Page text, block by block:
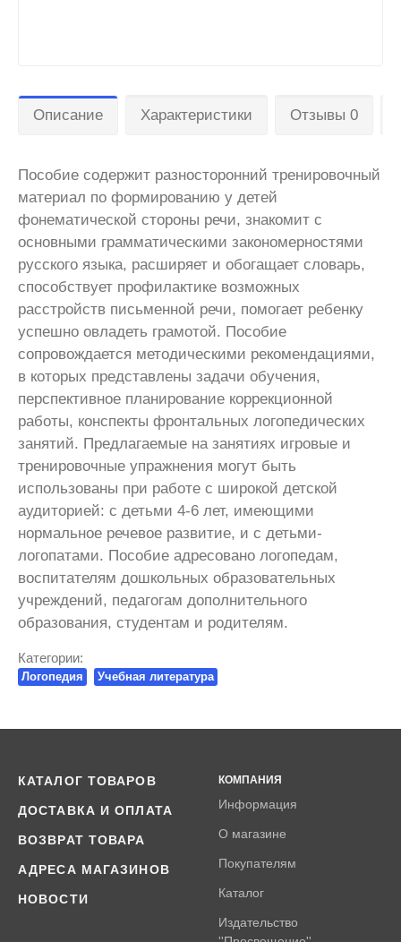
Описание Характеристики Отзывы 0
Пособие содержит разносторонний тренировочный
материал по формированию у детей
фонематической стороны речи, знакомит с
основными грамматическими закономерностями
русского языка, расширяет и обогащает словарь,
способствует профилактике возможных
расстройств письменной речи, помогает ребенку
успешно овладеть грамотой. Пособие
сопровождается методическими рекомендациями,
в которых представлены задачи обучения,
перспективное планирование коррекционной
работы, конспекты фронтальных логопедических
занятий. Предлагаемые на занятиях игровые и
тренировочные упражнения могут быть
использованы при работе с широкой детской
аудиторией: с детьми 4-6 лет, имеющими
нормальное речевое развитие, и с детьми-
логопатами. Пособие адресовано логопедам,
воспитателям дошкольных образовательных
учреждений, педагогам дополнительного
образования, студентам и родителям.
Категории:
Логопедия Учебная литература
КАТАЛОГ ТОВАРОВ
ДОСТАВКА И ОПЛАТА
ВОЗВРАТ ТОВАРА
АДРЕСА МАГАЗИНОВ
НОВОСТИ
КОМПАНИЯ
Информация
О магазине
Покупателям
Каталог
Издательство